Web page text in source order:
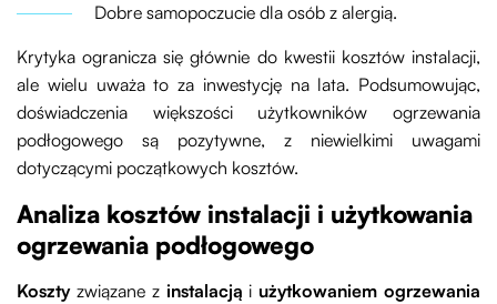
Dobre samopoczucie dla osób z alergią.
Krytyka ogranicza się głównie do kwestii kosztów instalacji,
ale wielu uważa to za inwestycję na lata. Podsumowując,
doświadczenia większości użytkowników ogrzewania
podłogowego są pozytywne, z niewielkimi uwagami
dotyczącymi początkowych kosztów.
Analiza kosztów instalacji i użytkowania
ogrzewania podłogowego
Kosztyzwiązane z instalacją i użytkowaniem ogrzewania